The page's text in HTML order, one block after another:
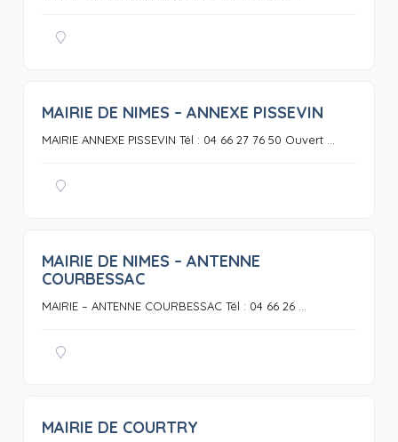
0
MAIRIE DE NIMES – ANNEXE PISSEVIN
MAIRIE ANNEXE PISSEVIN Tél : 04 66 27 76 50 Ouvert ...
MAIRIE DE NIMES – ANTENNE
COURBESSAC
MAIRIE – ANTENNE COURBESSAC Tél : 04 66 26 ...
MAIRIE DE COURTRY